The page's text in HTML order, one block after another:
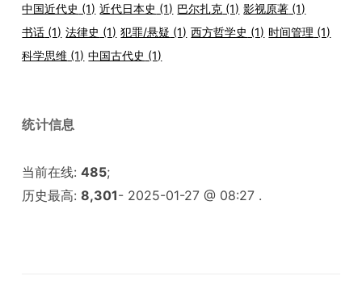
中国近代史 (1) 近代日本史 (1) 巴尔扎克 (1) 影视原著 (1)
书话 (1) 法律史 (1) 犯罪/悬疑 (1) 西方哲学史 (1) 时间管理 (1)
科学思维 (1) 中国古代史 (1)
统计信息
当前在线:485;
历史最高:8,301- 2025-01-27 @ 08:27 .